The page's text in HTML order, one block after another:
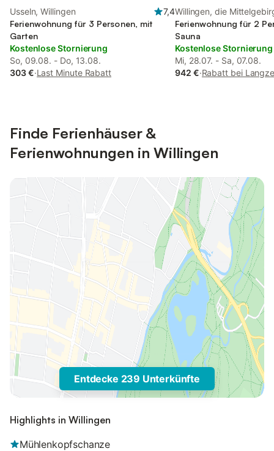
Usseln, Willingen
7,4
Ferienwohnung für 3 Personen, mit
Garten
Kostenlose Stornierung
So, 09.08. - Do, 13.08.
303 €·Last Minute Rabatt
Willingen, die
Ferienwohnung für 2
Sauna
Kostenlose Stornierung
Mi, 28.07. - Sa, 07.08.
942 €·Rabatt bei
Finde Ferienhäuser &
Ferienwohnungen in Willingen
Entdecke 239 Unterkünfte
Highlights in Willingen
Mühlenkopfschanze